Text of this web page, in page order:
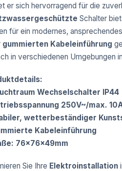
er sich hervorragend für die
Schalter
für ein modernes,
gummierten Kabeleinführung
in verschiedenen Umgebungen
Wechselschalter IP44
250V~/max.
wetterbeständiger
Kabeleinführung
76x76x49mm
Sie Ihre Elektroinstallation